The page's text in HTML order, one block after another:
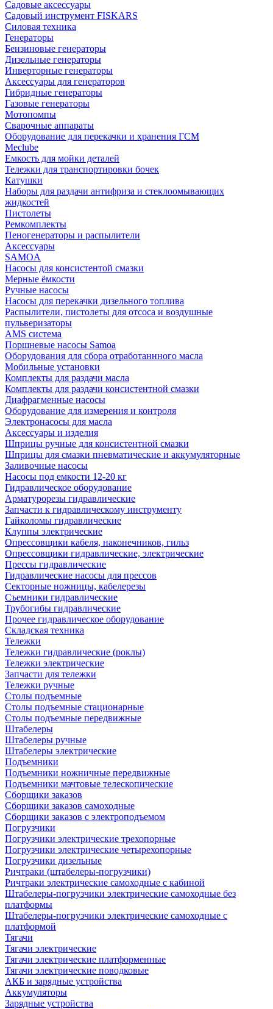
Садовые аксессуары
Садовый инструмент FISKARS
Силовая техника
Генераторы
Бензиновые генераторы
Дизельные генераторы
Инверторные генераторы
Аксессуары для генераторов
Гибридные генераторы
Газовые генераторы
Мотопомпы
Сварочные аппараты
Оборудование для перекачки и хранения ГСМ
Meclube
Емкость для мойки деталей
Тележки для транспортировки бочек
Катушки
Наборы для раздачи антифриза и стеклоомывающих
жидкостей
Пистолеты
Ремкомплекты
Пеногенераторы и распылители
Аксессуары
SAMOA
Насосы для консистентой смазки
Мерные ёмкости
Ручные насосы
Насосы для перекачки дизельного топлива
Распылители, пистолеты для отсоса и воздушные
пульверизаторы
AMS система
Поршневые насосы Samoa
Оборудования для сбора отработаннного масла
Мобильные установки
Комплекты для раздачи масла
Комплекты для раздачи консистентной смазки
Диафрагменные насосы
Оборудование для измерения и контроля
Электронасосы для масла
Аксессуары и изделия
Шприцы ручные для консистентной смазки
Шприцы для смазки пневматические и аккумуляторные
Заливочные насосы
Насосы под емкости 12-20 кг
Гидравлическое оборудование
Арматурорезы гидравлические
Запчасти к гидравлическому инструменту
Гайколомы гидравлические
Клуппы электрические
Опрессовщики кабеля, наконечников, гильз
Опрессовщики гидравлические, электрические
Прессы гидравлические
Гидравлические насосы для прессов
Секторные ножницы, кабелерезы
Съемники гидравлические
Трубогибы гидравлические
Прочее гидравлическое оборудование
Складская техника
Тележки
Тележки гидравлические (роклы)
Тележки электрические
Запчасти для тележки
Тележки ручные
Столы подъемные
Столы подъемные стационарные
Столы подъемные передвижные
Штабелеры
Штабелеры ручные
Штабелеры электрические
Подъемники
Подъемники ножничные передвижные
Подъемники мачтовые телескопические
Сборщики заказов
Сборщики заказов самоходные
Сборщики заказов с электроподъемом
Погрузчики
Погрузчики электрические трехопорные
Погрузчики электрические четырехопорные
Погрузчики дизельные
Ричтраки (штабелеры-погрузчики)
Ричтраки электрические самоходные с кабиной
Штабелеры-погрузчики электрические самоходные без
платформы
Штабелеры-погрузчики электрические самоходные с
платформой
Тягачи
Тягачи электрические
Тягачи электрические платформенные
Тягачи электрические поводковые
АКБ и зарядные устройства
Аккумуляторы
Зарядные устройства